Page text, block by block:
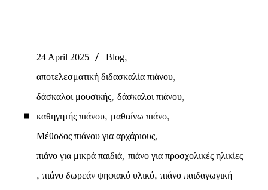
24 April 2025 Blog,
αποτελεσματική διδασκαλία πιάνου,
δάσκαλοι μουσικής,δάσκαλοι πιάνου,
καθηγητής πιάνου, μαθαίνω πιάνο,
Μέθοδος πιάνου για αρχάριους,
πιάνο για μικρά παιδιά,πιάνο για προσχολικές ηλικίες
,πιάνο δωρεάν ψηφιακό υλικό,πιάνο παιδαγωγική